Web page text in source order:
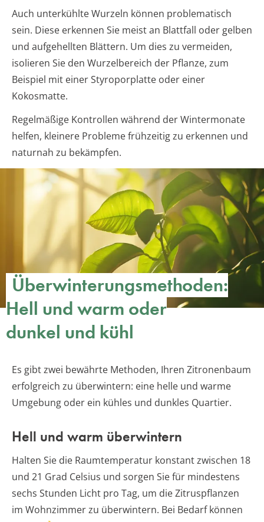
Auch unterkühlte Wurzeln können problematisch
sein. Diese erkennen Sie meist an Blattfall oder gelben
und aufgehellten Blättern. Um dies zu vermeiden,
isolieren Sie den Wurzelbereich der Pflanze, zum
Beispiel mit einer Styroporplatte oder einer
Kokosmatte.
Regelmäßige Kontrollen während der Wintermonate
helfen, kleinere Probleme frühzeitig zu erkennen und
naturnah zu bekämpfen.
Überwinterungsmethoden:
Hell und warm oder
dunkel und kühl
Es gibt zwei bewährte Methoden, Ihren Zitronenbaum
erfolgreich zu überwintern: eine helle und warme
Umgebung oder ein kühles und dunkles Quartier.
Hell und warm überwintern
Halten Sie die Raumtemperatur konstant zwischen 18
und 21 Grad Celsius und sorgen Sie für mindestens
sechs Stunden Licht pro Tag, um die Zitruspflanzen
im Wohnzimmer zu überwintern. Bei Bedarf können